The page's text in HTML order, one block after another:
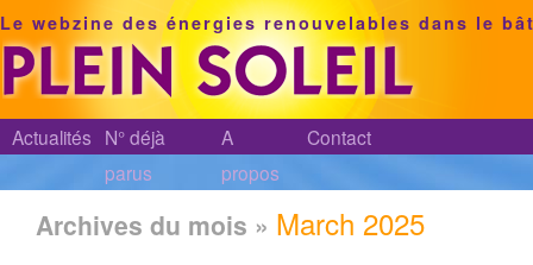
Le webzine des énergies renouvelables dans le
Actualités N° déjà
parus
A
propos
Contact
Archives du mois » March 2025